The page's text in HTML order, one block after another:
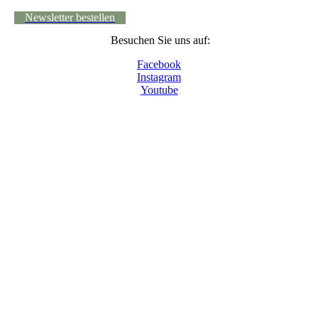
Newsletter bestellen
Besuchen Sie uns auf:
Facebook
Instagram
Youtube